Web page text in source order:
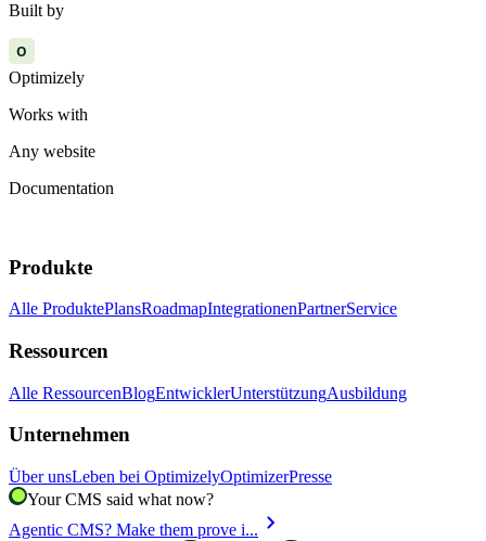
Built by
O
Optimizely
Works with
Any website
Documentation
Produkte
Alle ProduktePlansRoadmapIntegrationenPartnerService
Ressourcen
Alle RessourcenBlogEntwicklerUnterstützungAusbildung
Unternehmen
Über unsLeben bei OptimizelyOptimizerPresse
Your CMS said what now?
Agentic CMS? Make them prove i... chevron_right